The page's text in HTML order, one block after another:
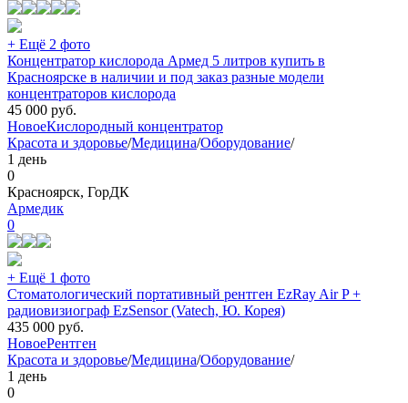
+ Ещё 2 фото
Концентратор кислорода Армед 5 литров купить в
Красноярске в наличии и под заказ разные модели
концентраторов кислорода
45 000 руб.
НовоеКислородный концентратор
Красота и здоровье/Медицина/Оборудование/
1 день
0
Красноярск, ГорДК
Армедик
0
+ Ещё 1 фото
Стоматологический портативный рентген EzRay Air P +
радиовизиограф EzSensor (Vatech, Ю. Корея)
435 000 руб.
НовоеРентген
Красота и здоровье/Медицина/Оборудование/
1 день
0